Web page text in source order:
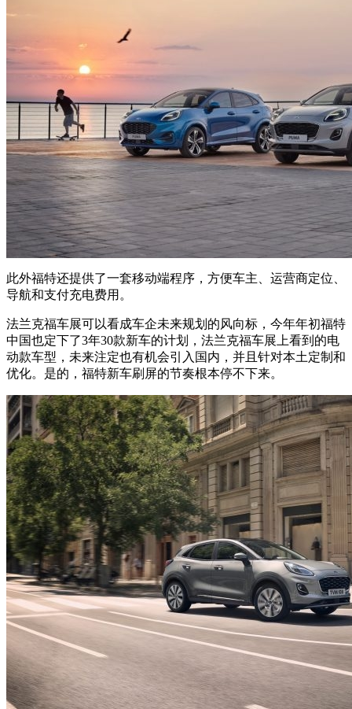
此外福特还提供了一套移动端程序，方便车主、运营商定位、
导航和支付充电费用。
法兰克福车展可以看成车企未来规划的风向标，今年年初福特
中国也定下了3年30款新车的计划，法兰克福车展上看到的电
动款车型，未来注定也有机会引入国内，并且针对本土定制和
优化。是的，福特新车刷屏的节奏根本停不下来。